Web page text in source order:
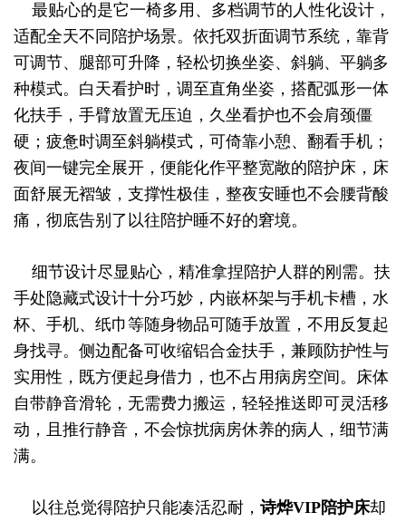
最贴心的是它一椅多用、多档调节的人性化设计，
适配全天不同陪护场景。依托双折面调节系统，靠背
可调节、腿部可升降，轻松切换坐姿、斜躺、平躺多
种模式。白天看护时，调至直角坐姿，搭配弧形一体
化扶手，手臂放置无压迫，久坐看护也不会肩颈僵
硬；疲惫时调至斜躺模式，可倚靠小憩、翻看手机；
夜间一键完全展开，便能化作平整宽敞的陪护床，床
面舒展无褶皱，支撑性极佳，整夜安睡也不会腰背酸
痛，彻底告别了以往陪护睡不好的窘境。
细节设计尽显贴心，精准拿捏陪护人群的刚需。扶
手处隐藏式设计十分巧妙，内嵌杯架与手机卡槽，水
杯、手机、纸巾等随身物品可随手放置，不用反复起
身找寻。侧边配备可收缩铝合金扶手，兼顾防护性与
实用性，既方便起身借力，也不占用病房空间。床体
自带静音滑轮，无需费力搬运，轻轻推送即可灵活移
动，且推行静音，不会惊扰病房休养的病人，细节满
满。
以往总觉得陪护只能凑活忍耐， 诗烨VIP陪护床却